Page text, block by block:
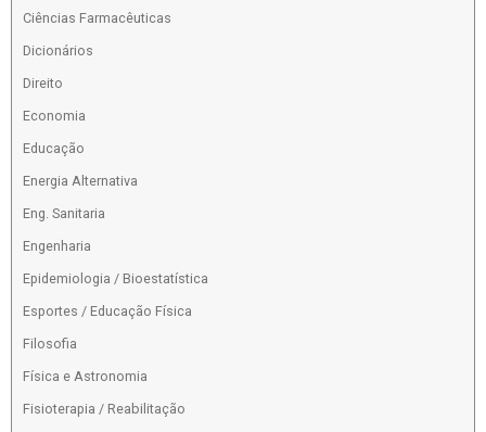
Ciências Farmacêuticas
Dicionários
Direito
Economia
Educação
Energia Alternativa
Eng. Sanitaria
Engenharia
Epidemiologia / Bioestatística
Esportes / Educação Física
Filosofia
Física e Astronomia
Fisioterapia / Reabilitação